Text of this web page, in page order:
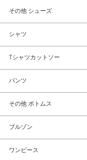
その他 シューズ
シャツ
Tシャツカットソー
パンツ
その他 ボトムス
ブルゾン
ワンピース